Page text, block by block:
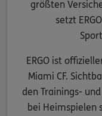
größten
setzt
ERGO ist
Miami CF.
den Trainings-
bei Heimspielen